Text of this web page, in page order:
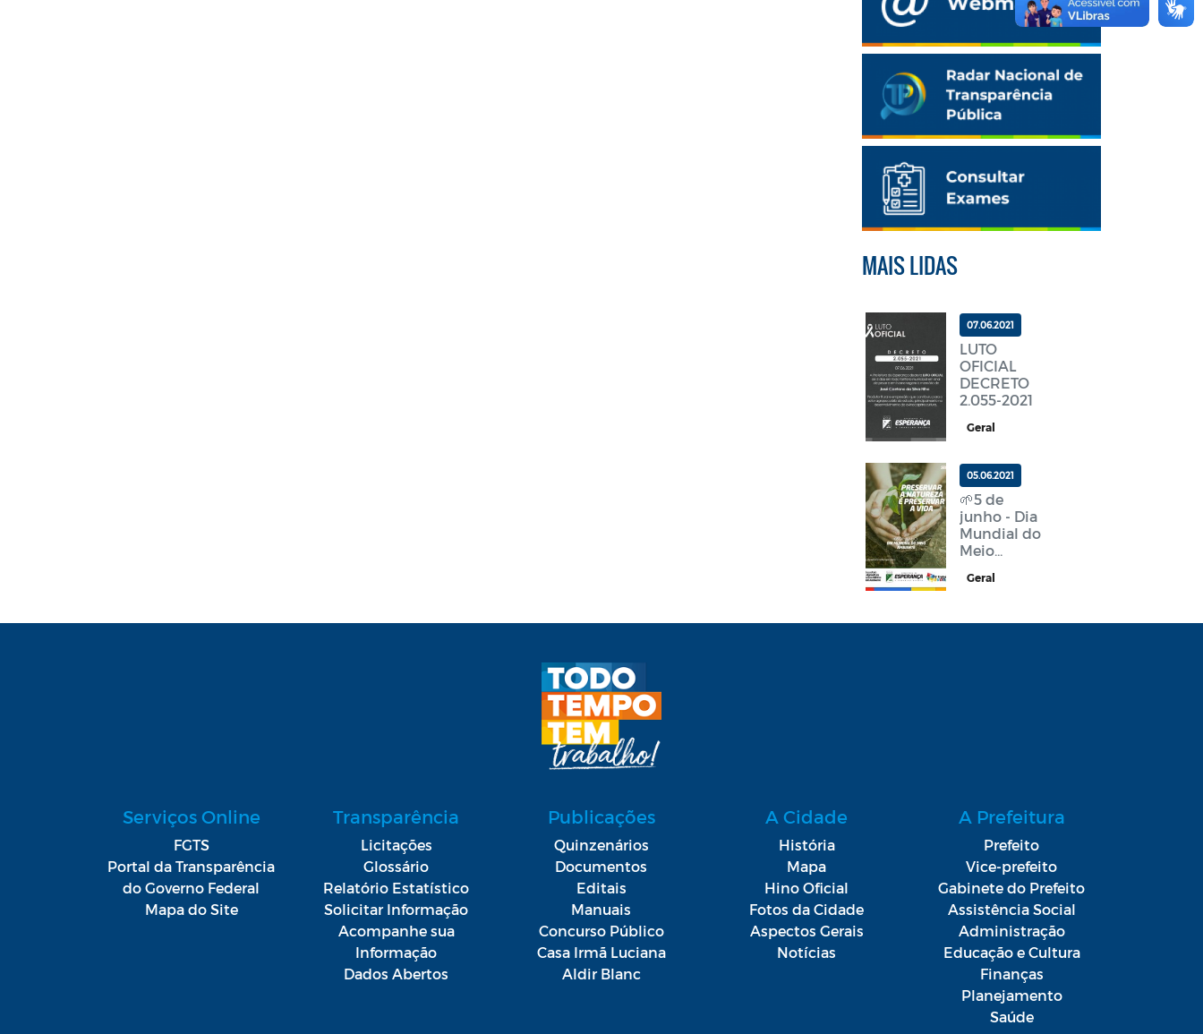
MAIS LIDAS
07.06.2021
LUTO
OFICIAL
DECRETO
2.055-2021
Geral
05.06.2021
🌱5 de
junho - Dia
Mundial do
Meio
Geral
Serviços Online
FGTS
Portal da Transparência
do Governo Federal
Mapa do Site
Transparência
Licitações
Glossário
Relatório Estatístico
Solicitar Informação
Acompanhe sua
Informação
Dados Abertos
Publicações
Quinzenários
Documentos
Editais
Manuais
Concurso Público
Casa Irmã Luciana
Aldir Blanc
A Cidade
História
Mapa
Hino Oficial
Fotos da Cidade
Aspectos Gerais
Notícias
A Prefeitura
Prefeito
Vice-prefeito
Gabinete do Prefeito
Assistência Social
Administração
Educação e Cultura
Finanças
Planejamento
Saúde